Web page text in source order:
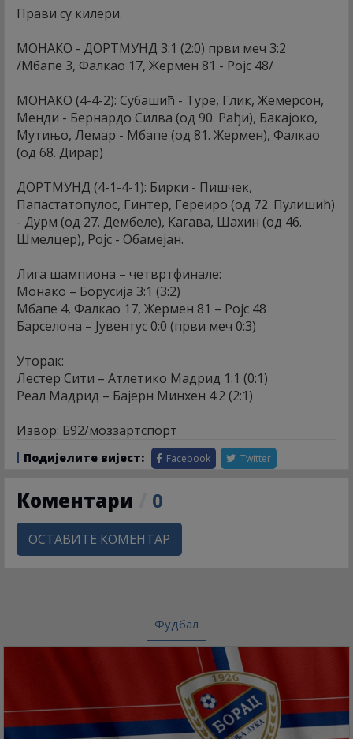
Прави су килери.
МОНАКО - ДОРТМУНД 3:1 (2:0) први меч 3:2
/Мбапе 3, Фалкао 17, Жермен 81 - Ројс 48/
МОНАКО (4-4-2): Субашић - Туре, Глик, Жемерсон,
Менди - Бернардо Силва (од 90. Рађи), Бакајоко,
Мутињо, Лемар - Мбапе (од 81. Жермен), Фалкао
(од 68. Дирар)
ДОРТМУНД (4-1-4-1): Бирки - Пишчек,
Папастатопулос, Гинтер, Гереиро (од 72. Пулишић)
- Дурм (од 27. Дембеле), Кагава, Шахин (од 46.
Шмелцер), Ројс - Обамејан.
Лига шампиона – четвртфинале:
Монако – Борусија 3:1 (3:2)
Мбапе 4, Фалкао 17, Жермен 81 – Ројс 48
Барселона – Јувентус 0:0 (први меч 0:3)
Уторак:
Лестер Сити – Атлетико Мадрид 1:1 (0:1)
Реал Мадрид – Бајерн Минхен 4:2 (2:1)
Извор: Б92/моззартспорт
Подијелите вијест: Facebook Twitter
Коментари 0
ОСТАВИТЕ КОМЕНТАР
Фудбал